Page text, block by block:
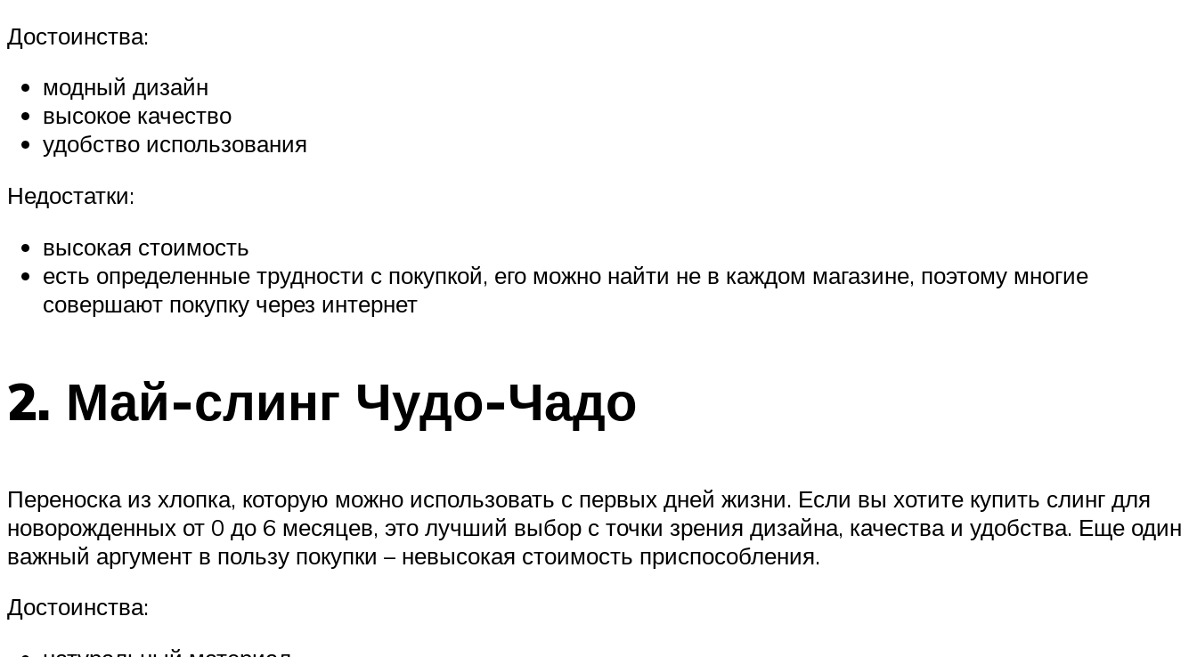
Достоинства:
модный дизайн
высокое качество
удобство использования
Недостатки:
высокая стоимость
есть определенные трудности с покупкой, его можно найти не в каждом магазине, поэтому многие
совершают покупку через интернет
2. Май-слинг Чудо-Чадо
Переноска из хлопка, которую можно использовать с первых дней жизни. Если вы хотите купить слинг для
новорожденных от 0 до 6 месяцев, это лучший выбор с точки зрения дизайна, качества и удобства. Еще один
важный аргумент в пользу покупки – невысокая стоимость приспособления.
Достоинства: